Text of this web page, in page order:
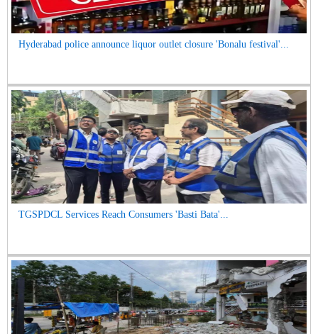
Hyderabad police announce liquor outlet closure 'Bonalu festival'...
TGSPDCL Services Reach Consumers 'Basti Bata'...